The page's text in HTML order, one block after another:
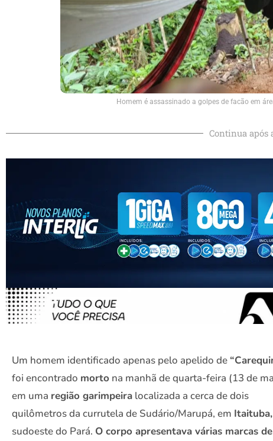
Homem é assassinado a golpes de facão em
Continua após
Um homem identificado apenas pelo apelido de
foi encontrado morto na manhã de quarta-feira (13 de
em uma região garimpeira localizada a cerca de dois
quilômetros da currutela de Sudário/Marupá, em Itaituba,
sudoeste do Pará. O corpo apresentava várias marcas de